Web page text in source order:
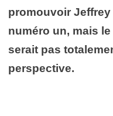
promouvoir
numéro un, mais
serait pas
perspective.